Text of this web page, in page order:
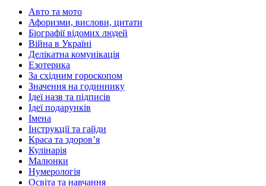
Авто та мото
Афоризми, вислови, цитати
Біографії відомих людей
Війна в Україні
Делікатна комунікація
Езотерика
За східним гороскопом
Значення на годиннику
Ідеї назв та підписів
Ідеї подарунків
Імена
Інструкції та гайди
Краса та здоровʼя
Кулінарія
Малюнки
Нумерологія
Освіта та навчання